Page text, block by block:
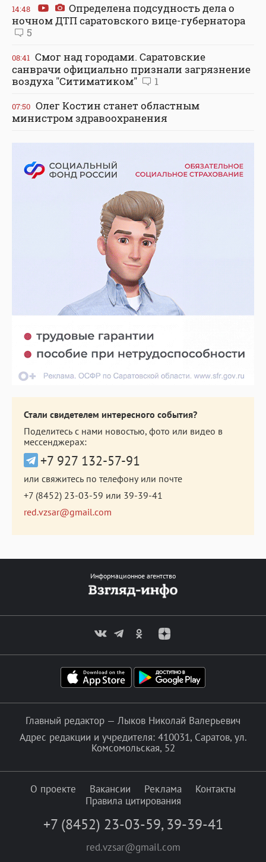
14:48
Определена подсудность дела о
ночном ДТП саратовского вице-губернатора
5
08:41 Смог над городами. Саратовские
санврачи официально признали загрязнение
воздуха "Ситиматиком"
1
07:50 Олег Костин станет областным
министром здравоохранения
Стали свидетелем интересного события?
Поделитесь с нами новостью, фото или видео в
мессенджерах:
+7 927 132-57-91
или свяжитесь по телефону или почте
+7 (8452) 23-03-59 или 39-39-41
red.vzsar@gmail.com
Информационное агентство
Главный редактор — Лыков Николай Валерьевич
Адрес редакции и учредителя: 410031, Саратов, ул.
Комсомольская, 52
О проекте Вакансии Реклама
Контакты
Правила цитирования
+7 (8452) 23-03-59, 39-39-41
red.vzsar@gmail.com